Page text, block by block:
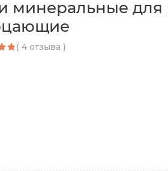
минеральные для
( 4 отзыва )